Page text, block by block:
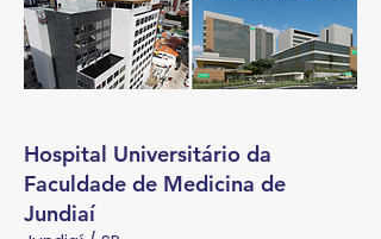
Hospital Universitário da
Faculdade de Medicina de
Jundiaí